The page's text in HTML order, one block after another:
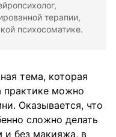
терапии,
психосоматике.
тема, которая
практике можно
Оказывается, что
сложно делать
и без макияжа, в